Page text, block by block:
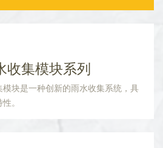
收集模块系列
块是一种创新的雨水收集系统，具
。